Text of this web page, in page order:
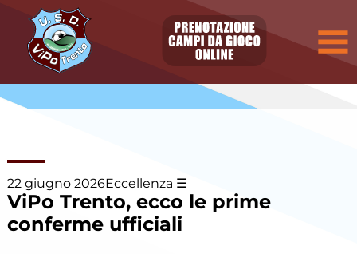
22 giugno 2026Eccellenza
ViPo Trento, ecco le prime
conferme ufficiali
degli
argomenti
delle
notizie:
Villazzano
Allievi P.
Villazzano